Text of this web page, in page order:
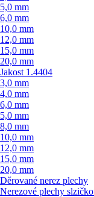
5,0 mm
6,0 mm
10,0 mm
12,0 mm
15,0 mm
20,0 mm
Jakost 1.4404
3,0 mm
4,0 mm
6,0 mm
5,0 mm
8,0 mm
10,0 mm
12,0 mm
15,0 mm
20,0 mm
Děrované nerez plechy
Nerezové plechy